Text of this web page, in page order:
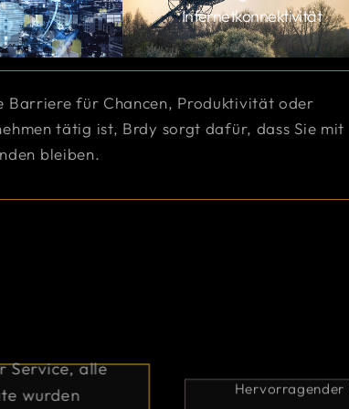
Internetkonnektivität
Barriere für Chancen, Produktivität oder
tätig ist, Brdy sorgt dafür, dass Sie mit
bleiben.
Hervorragender Service.